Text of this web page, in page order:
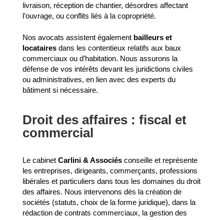
livraison, réception de chantier, désordres affectant
l’ouvrage, ou conflits liés à la copropriété.
Nos avocats assistent également bailleurs et
locatairesdans les contentieux relatifs aux baux
commerciaux ou d’habitation. Nous assurons la
défense de vos intérêts devant les juridictions civiles
ou administratives, en lien avec des experts du
bâtiment si nécessaire.
Droit des affaires : fiscal et
commercial
Le cabinet Carlini & Associésconseille et représente
les entreprises, dirigeants, commerçants, professions
libérales et particuliers dans tous les domaines du droit
des affaires. Nous intervenons dès la création de
sociétés (statuts, choix de la forme juridique), dans la
rédaction de contrats commerciaux, la gestion des